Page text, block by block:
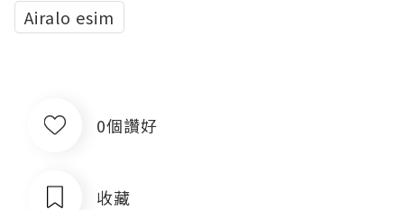
Airalo esim
0個讚好
收藏